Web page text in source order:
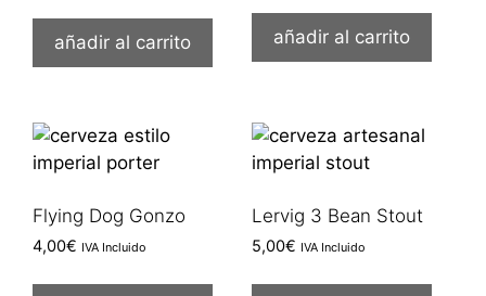
añadir al carrito añadir al carrito
Flying Dog Gonzo
4,00€ IVA Incluido
Lervig 3 Bean Stout
5,00€ IVA Incluido